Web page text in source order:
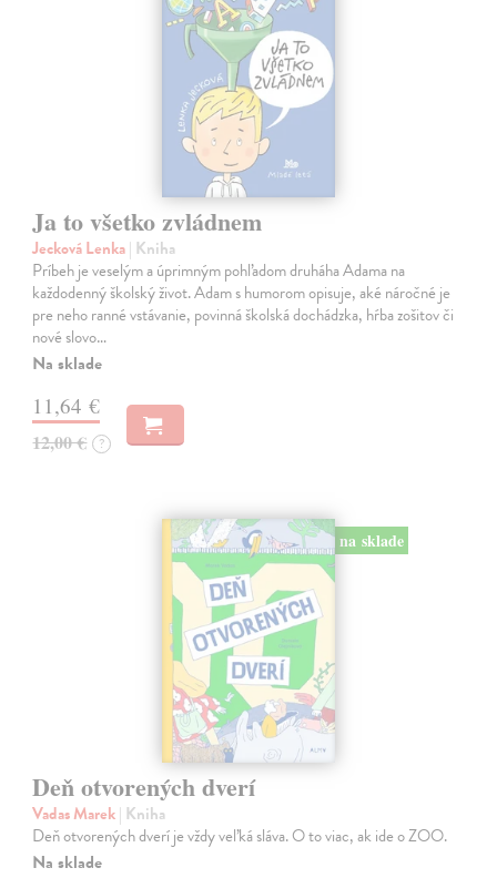
Ja to všetko zvládnem
Jecková Lenka| Kniha
Príbeh je veselým a úprimným pohľadom druháha Adama na
každodenný školský život. Adam s humorom opisuje, aké náročné je
pre neho ranné vstávanie, povinná školská dochádzka, hŕba zošitov či
nové slovo…
Na sklade
11,64 €
12,00 € ?
na sklade
Deň otvorených dverí
Vadas Marek| Kniha
Deň otvorených dverí je vždy veľká sláva. O to viac, ak ide o ZOO.
Na sklade